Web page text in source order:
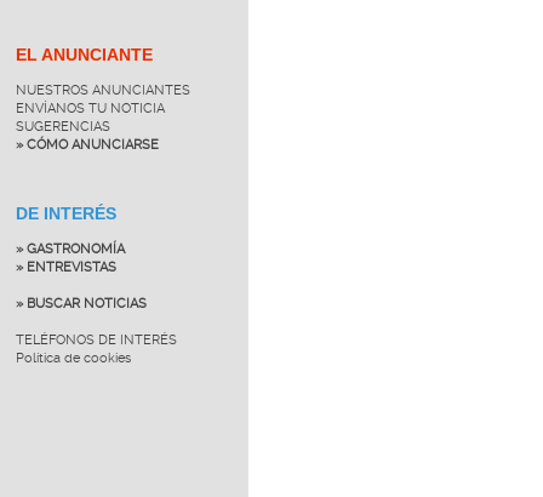
EL ANUNCIANTE
NUESTROS ANUNCIANTES
ENVÍANOS TU NOTICIA
SUGERENCIAS
» CÓMO ANUNCIARSE
DE INTERÉS
» GASTRONOMÍA
» ENTREVISTAS
» BUSCAR NOTICIAS
TELÉFONOS DE INTERÉS
Política de cookies